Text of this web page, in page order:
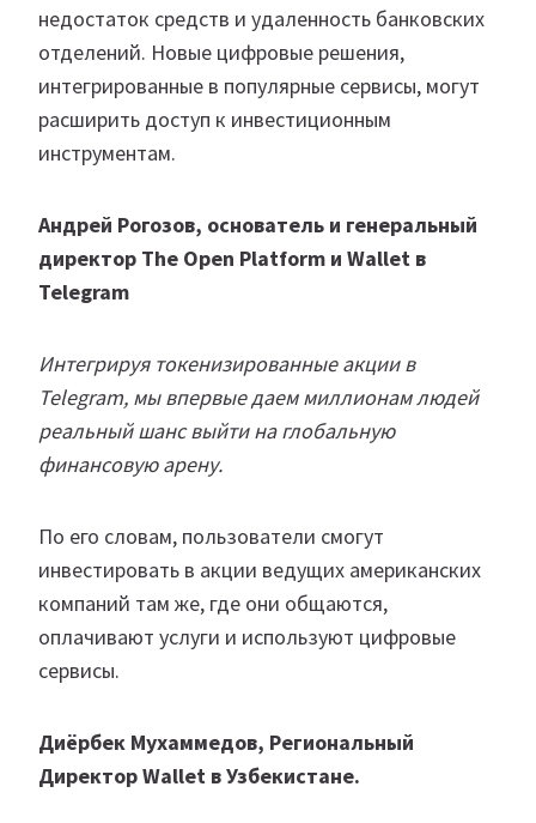
недостаток средств и удаленность банковских
отделений. Новые цифровые решения,
интегрированные в популярные сервисы, могут
расширить доступ к инвестиционным
инструментам.
Андрей Рогозов, основатель и генеральный
директор The Open Platform и Wallet в
Telegram
Интегрируя токенизированные акции в
Telegram, мы впервые даем миллионам людей
реальный шанс выйти на глобальную
финансовую арену.
По его словам, пользователи смогут
инвестировать в акции ведущих американских
компаний там же, где они общаются,
оплачивают услуги и используют цифровые
сервисы.
Диёрбек Мухаммедов, Региональный
Директор Wallet в Узбекистане.